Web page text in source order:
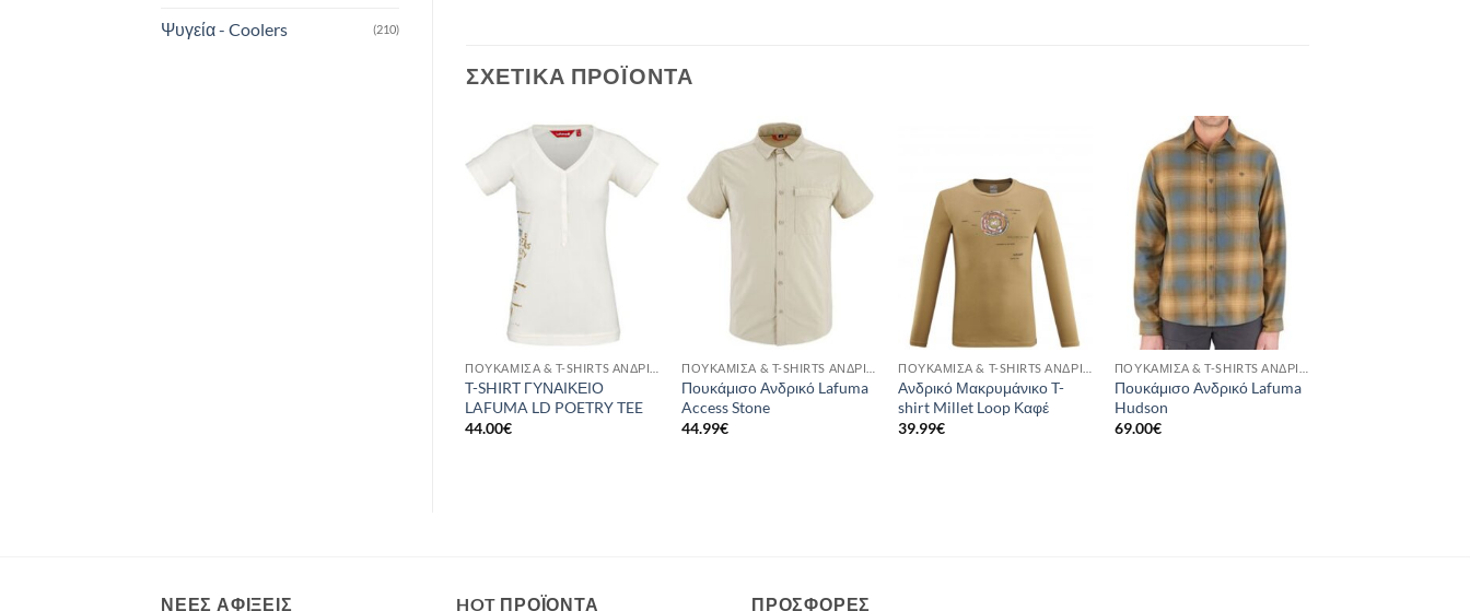
Ψυγεία - Coolers (210)
ΣΧΕΤΙΚΆ ΠΡΟΪΌΝΤΑ
Add to
wishlist
T-SHIRT ΓΥΝΑΙΚΕΙΟ
LAFUMA LD POETRY TEE
44.00€
Add to
wishlist
Πουκάμισο Ανδρικό Lafuma
Access Stone
44.99€
wishlist
Ανδρικό Μακρυμάνικο T-
shirt Millet Loop Καφέ
39.99€
Add to
wishlist
Πουκάμισο Ανδρικό Lafuma
Hudson
69.00€
ΝΈΕΣ ΑΦΊΞΕΙΣ HOT ΠΡΟΪΌΝΤΑ ΠΡΟΣΦΟΡΈΣ